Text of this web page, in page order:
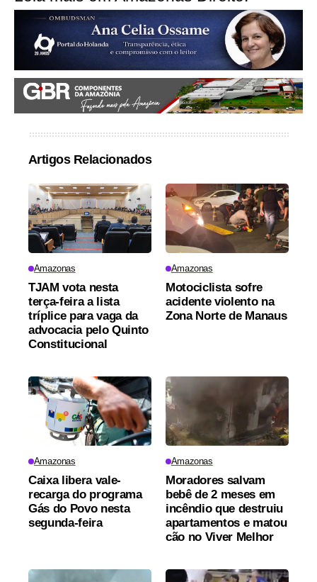
Artigos Relacionados
Amazonas
TJAM vota nesta
terça-feira a lista
tríplice para vaga da
advocacia pelo Quinto
Constitucional
Amazonas
Motociclista sofre
acidente violento na
Zona Norte de Manaus
Amazonas
Caixa libera vale-
recarga do programa
Gás do Povo nesta
segunda-feira
Amazonas
Moradores salvam
bebê de 2 meses em
incêndio que destruiu
apartamentos e matou
cão no Viver Melhor